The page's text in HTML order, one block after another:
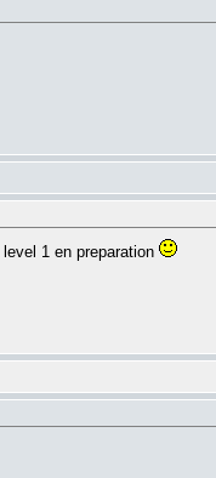
1 en preparation